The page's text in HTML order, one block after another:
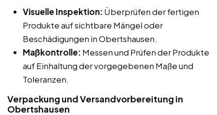
Visuelle Inspektion: Überprüfen der fertigen
Produkte auf sichtbare Mängel oder
Beschädigungen in Obertshausen.
Maßkontrolle: Messen und Prüfen der Produkte
auf Einhaltung der vorgegebenen Maße und
Toleranzen.
Verpackung und Versandvorbereitung in
Obertshausen